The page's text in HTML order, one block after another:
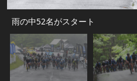
雨の中52名がスタート